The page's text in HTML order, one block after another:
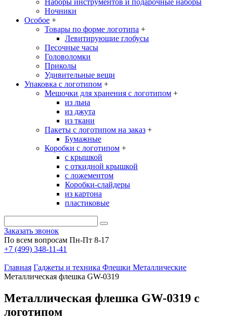
Наборы инструментов и подарочные наборы
Ночники
Особое +
Товары по форме логотипа +
Левитирующие глобусы
Песочные часы
Головоломки
Приколы
Удивительные вещи
Упаковка с логотипом +
Мешочки для хранения с логотипом +
из льна
из джута
из ткани
Пакеты с логотипом на заказ +
Бумажные
Коробки с логотипом +
с крышкой
с откидной крышкой
с ложементом
Коробки-слайдеры
из картона
пластиковые
Заказать звонок
По всем вопросам Пн-Пт 8-17
+7 (499) 348-11-41
Главная Гаджеты и техника Флешки Металлические
Металлическая флешка GW-0319
Металлическая флешка GW-0319 с
логотипом